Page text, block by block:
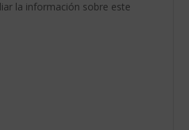
la información sobre este